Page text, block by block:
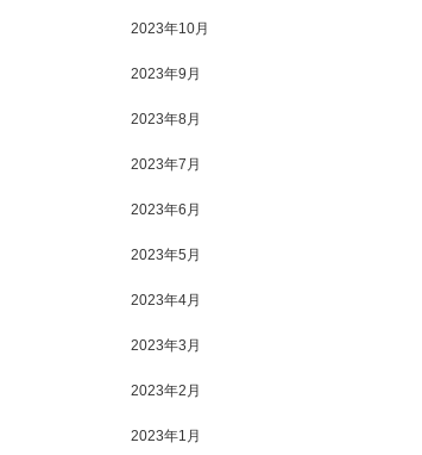
2023年10月
2023年9月
2023年8月
2023年7月
2023年6月
2023年5月
2023年4月
2023年3月
2023年2月
2023年1月